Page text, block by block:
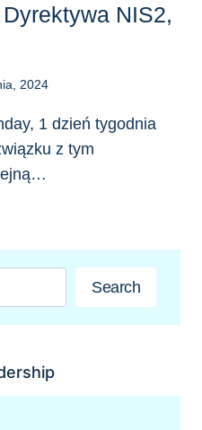
NIS2,
2024
1 dzień tygodnia
z tym
Search